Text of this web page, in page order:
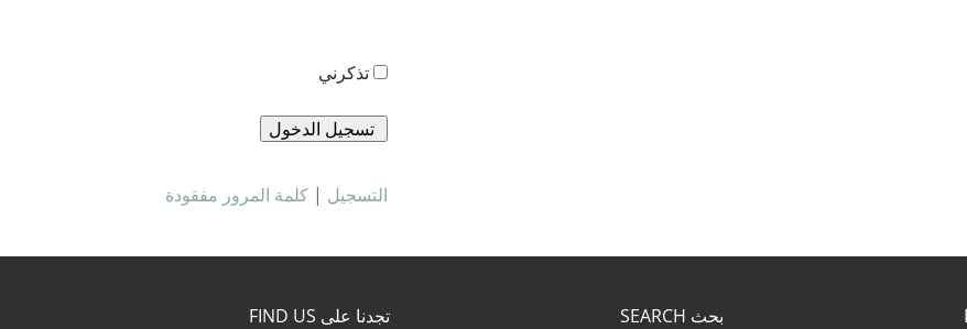
تذكرني
التسجيل | كلمة المرور مفقودة
بحث SEARCH تجدنا على FIND US